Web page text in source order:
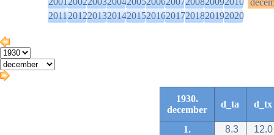
2011201220132014201520162017201820192020
1930.
december
d_ta d_tx
1. 8.3
12.0